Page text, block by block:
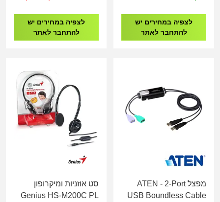
לצפיה במחירים יש
להתחבר לאתר
לצפיה במחירים יש
להתחבר לאתר
מפצל ATEN - 2-Port
USB Boundless Cable
סט אוזניות ומיקרופון
Genius HS-M200C PL